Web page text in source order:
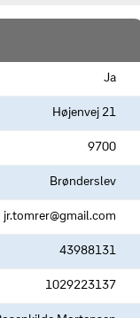
Ja
Højenvej 21
9700
Brønderslev
jr.tomrer@gmail.com
43988131
1029223137